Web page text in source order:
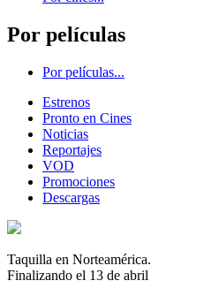
Por películas
Por películas...
Estrenos
Pronto en Cines
Noticias
Reportajes
VOD
Promociones
Descargas
Taquilla en Norteamérica.
Finalizando el 13 de abril